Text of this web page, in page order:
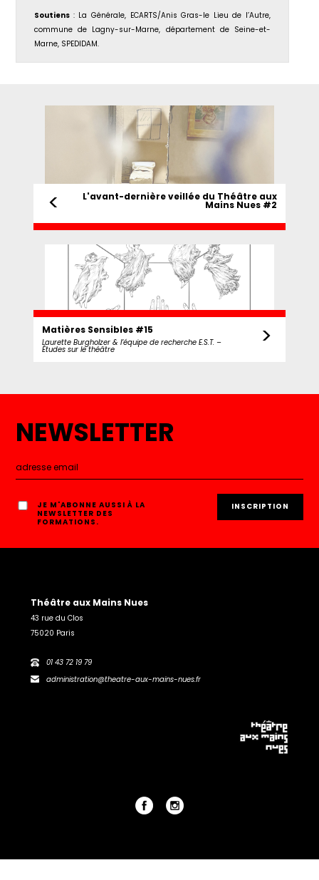
Soutiens : La Générale, ECARTS/Anis Gras-le Lieu de l’Autre,
commune de Lagny-sur-Marne, département de Seine-et-
Marne, SPEDIDAM.
L'avant-dernière veillée du Théâtre aux
Mains Nues #2
<
Matières Sensibles #15
Laurette Burgholzer & l’équipe de recherche E.S.T. –
Études sur le théâtre >
NEWSLETTER
JE M'ABONNE AUSSI À LA
NEWSLETTER DES
FORMATIONS.
Théâtre aux Mains Nues
43 rue du Clos
75020 Paris
01 43 72 19 79
administration@theatre-aux-mains-nues.fr